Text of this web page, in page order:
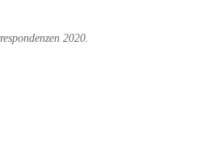
2020.